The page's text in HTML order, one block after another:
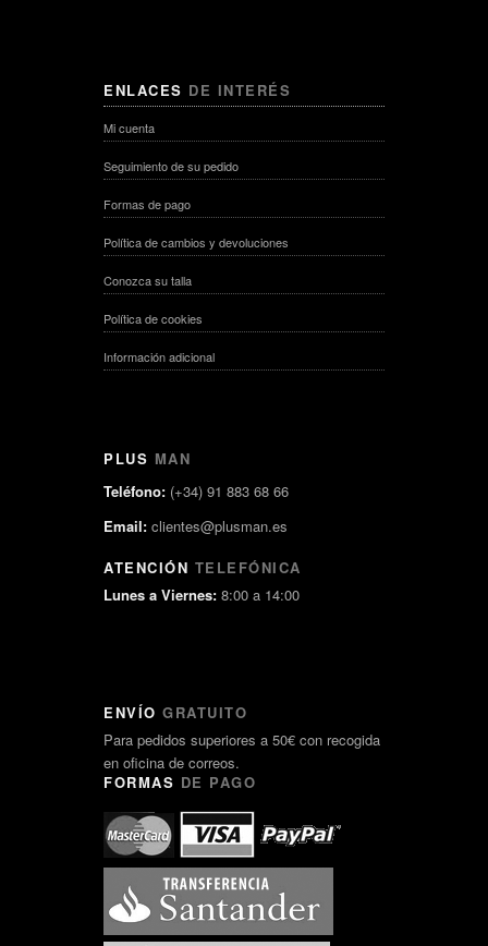
ENLACES DE INTERÉS
Mi cuenta
Seguimiento de su pedido
Formas de pago
Política de cambios y devoluciones
Conozca su talla
Política de cookies
Información adicional
PLUS MAN
Teléfono: (+34) 91 883 68 66
Email: clientes@plusman.es
ATENCIÓN TELEFÓNICA
Lunes a Viernes: 8:00 a 14:00
ENVÍO GRATUITO
Para pedidos superiores a 50€ con recogida
en oficina de correos.
FORMAS DE PAGO